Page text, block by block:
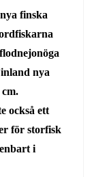
finska
nya
också ett
för storfisk
i